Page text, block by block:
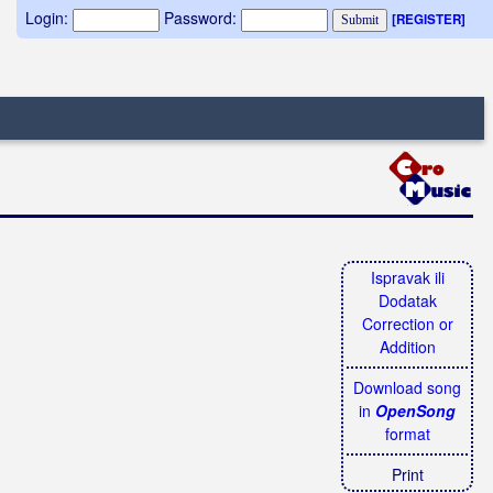
Login: Password: [REGISTER]
Ispravak ili
Dodatak
Correction or
Addition
Download song
in OpenSong
format
Print